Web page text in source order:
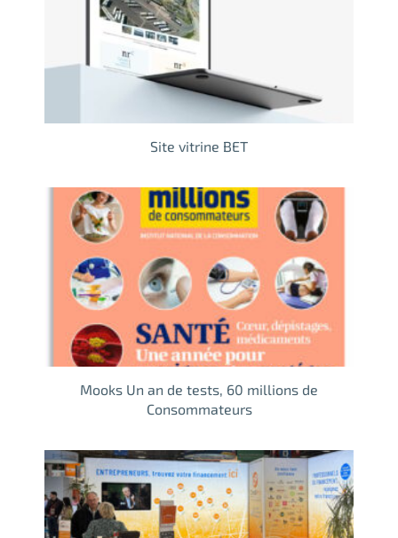
Site vitrine BET
Mooks Un an de tests, 60 millions de
Consommateurs